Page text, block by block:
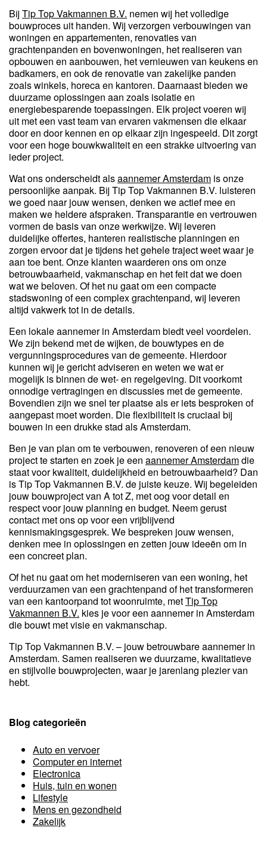
BijTip Top Vakmannen B.V. nemen wij het volledige
bouwproces uit handen. Wij verzorgen verbouwingen van
woningen en appartementen, renovaties van
grachtenpanden en bovenwoningen, het realiseren van
opbouwen en aanbouwen, het vernieuwen van keukens en
badkamers, en ook de renovatie van zakelijke panden
zoals winkels, horeca en kantoren. Daarnaast bieden we
duurzame oplossingen aan zoals isolatie en
energiebesparende toepassingen. Elk project voeren wij
uit met een vast team van ervaren vakmensen die elkaar
door en door kennen en op elkaar zijn ingespeeld. Dit zorgt
voor een hoge bouwkwaliteit en een strakke uitvoering van
ieder project.
Wat ons onderscheidt alsaannemer Amsterdam is onze
persoonlijke aanpak. Bij Tip Top Vakmannen B.V. luisteren
we goed naar jouw wensen, denken we actief mee en
maken we heldere afspraken. Transparantie en vertrouwen
vormen de basis van onze werkwijze. Wij leveren
duidelijke offertes, hanteren realistische planningen en
zorgen ervoor dat je tijdens het gehele traject weet waar je
aan toe bent. Onze klanten waarderen ons om onze
betrouwbaarheid, vakmanschap en het feit dat we doen
wat we beloven. Of het nu gaat om een compacte
stadswoning of een complex grachtenpand, wij leveren
altijd vakwerk tot in de details.
Een lokale aannemer in Amsterdam biedt veel voordelen.
We zijn bekend met de wijken, de bouwtypes en de
vergunningsprocedures van de gemeente. Hierdoor
kunnen wij je gericht adviseren en weten we wat er
mogelijk is binnen de wet- en regelgeving. Dit voorkomt
onnodige vertragingen en discussies met de gemeente.
Bovendien zijn we snel ter plaatse als er iets besproken of
aangepast moet worden. Die flexibiliteit is cruciaal bij
bouwen in een drukke stad als Amsterdam.
Ben je van plan om te verbouwen, renoveren of een nieuw
project te starten en zoek je een aannemer Amsterdamdie
staat voor kwaliteit, duidelijkheid en betrouwbaarheid? Dan
is Tip Top Vakmannen B.V. de juiste keuze. Wij begeleiden
jouw bouwproject van A tot Z, met oog voor detail en
respect voor jouw planning en budget. Neem gerust
contact met ons op voor een vrijblijvend
kennismakingsgesprek. We bespreken jouw wensen,
denken mee in oplossingen en zetten jouw ideeën om in
een concreet plan.
Of het nu gaat om het moderniseren van een woning, het
verduurzamen van een grachtenpand of het transformeren
van een kantoorpand tot woonruimte, metTip Top
Vakmannen B.V. kies je voor een aannemer in Amsterdam
die bouwt met visie en vakmanschap.
Tip Top Vakmannen B.V. – jouw betrouwbare aannemer in
Amsterdam. Samen realiseren we duurzame, kwalitatieve
en stijlvolle bouwprojecten, waar je jarenlang plezier van
hebt.
Blog categorieën
Auto en vervoer
Computer en internet
Electronica
Huis, tuin en wonen
Lifestyle
Mens en gezondheid
Zakelijk